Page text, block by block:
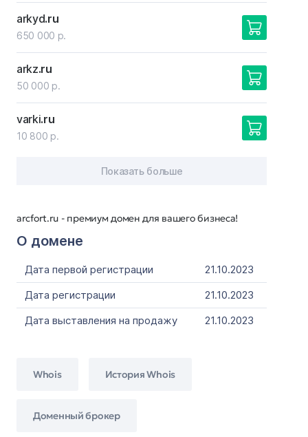
arcfort.ru - премиум домен для вашего бизнеса!
О домене
Дата первой регистрации
21.10.2023
Дата регистрации
21.10.2023
Дата выставления на продажу
21.10.2023
Whois История Whois
Доменный брокер
arkyd.ru
650 000 р.
arkz.ru
50 000 р.
varki.ru
10 800 р.
Показать больше